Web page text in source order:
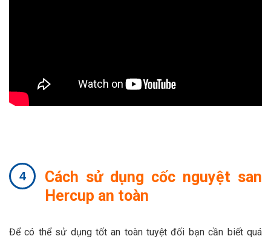
Cách sử dụng cốc nguyệt san
Hercup an toàn
Để có thể sử dụng tốt an toàn tuyệt đối bạn cần biết quá